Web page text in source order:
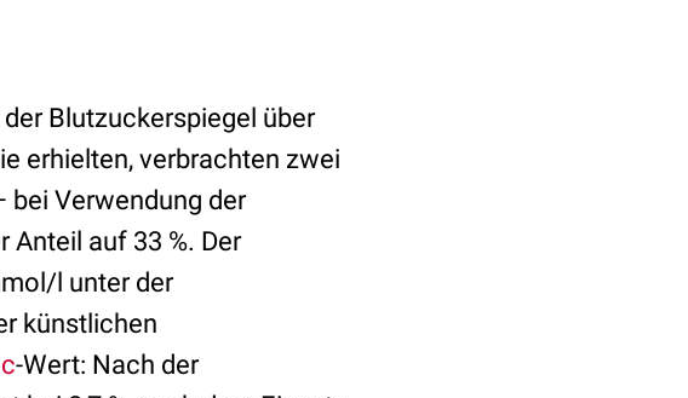
Blutzuckerspiegel über
erhielten, verbrachten zwei
bei Verwendung der
auf 33 %. Der
l unter der
künstlichen
-Wert: Nach der